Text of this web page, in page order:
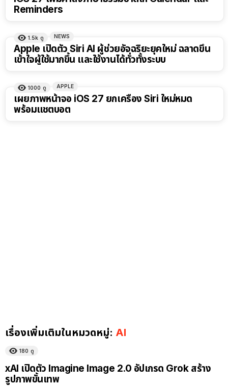
Reminders
1.5k ดู NEWS
Apple เปิดตัว Siri AI ผู้ช่วยอัจฉริยะยุคใหม่ ฉลาดขึ้น
เข้าใจผู้ใช้มากขึ้น และใช้งานได้ทั่วทั้งระบบ
1000 ดู APPLE
เผยภาพหน้าจอ iOS 27 ยกเครื่อง Siri ใหม่หมด
พร้อมแชตบอต
เรื่องเพิ่มเติมในหมวดหมู่: AI
180 ดู
xAI เปิดตัว Imagine Image 2.0 อัปเกรด Grok สร้าง
รูปภาพขั้นเทพ